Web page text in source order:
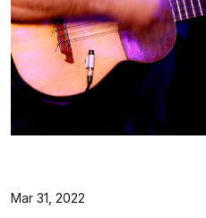
Mar 31, 2022